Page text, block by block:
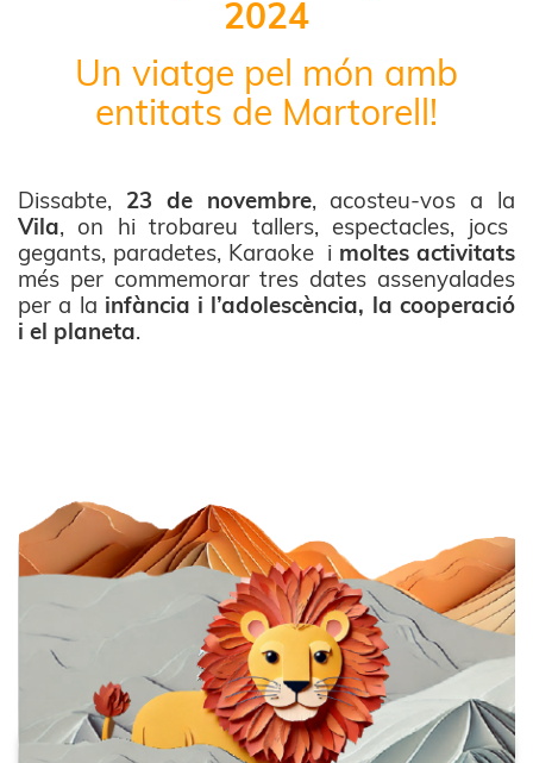
2024
Un viatge pel món amb
entitats de Martorell!
Dissabte, 23 de novembre, acosteu-vos a la
Vila, on hi trobareu tallers, espectacles, jocs
gegants, paradetes, Karaoke i moltes activitats
més per commemorar tres dates assenyalades
per a la infància i l’adolescència, la cooperació
i el planeta.